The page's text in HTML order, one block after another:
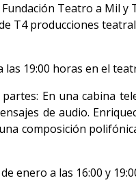
Teatro a Mil y
T4 producciones
las 19:00 horas en el
En una cabina
de audio.
composición
de enero a las 16:00 y